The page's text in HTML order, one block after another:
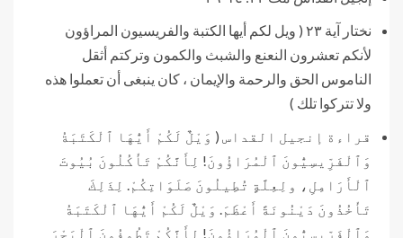
نختار آية ٢٣ ( ويل لكم أيها الكتبة والفريسيون المراؤون
لأنكم تعشرون النعنع والشبث والكمون وتركتم أثقل
الناموس الحق والرحمة والإيمان ، كان ينبغى أن تعملوا هذه
ولا تتركوا تلك )
قراءة إنجيل القداس ( وَيْلٌ لَكُمْ أَيُّهَا ٱلْكَتَبَةُ
وَٱلْفَرِّيسِيُّونَ ٱلْمُرَاؤُونَ! لِأَنَّكُمْ تَأْكُلُونَ بُيُوتَ
ٱلْأَرَامِلِ، ولِعِلَّةٍ تُطِيلُونَ صَلَوَاتِكُمْ. لِذَلِكَ
تَأْخُذُونَ دَيْنُونَةً أَعْظَمَ. وَيْلٌ لَكُمْ أَيُّهَا ٱلْكَتَبَةُ
وَٱلْفَرِّيسِيُّونَ ٱلْمُرَاؤُونَ! لِأَنَّكُمْ تَطُوفُونَ ٱلْبَحْرَ